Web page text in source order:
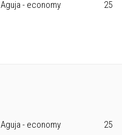
Aguja - economy 25
Aguja - economy 25